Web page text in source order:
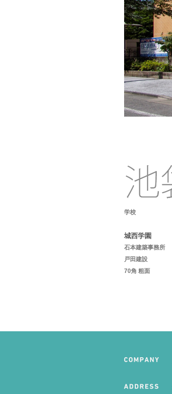
学校
城西学園
石本建築事務所
戸田建設
70角 粗面